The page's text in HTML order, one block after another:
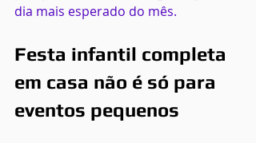
dia mais esperado do mês.
Festa infantil completa
em casa não é só para
eventos pequenos